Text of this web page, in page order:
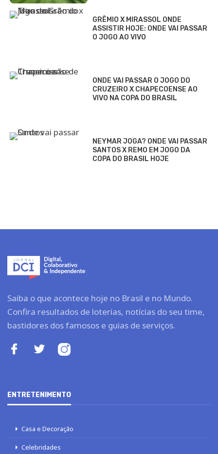
GRÊMIO X MIRASSOL ONDE
ASSISTIR HOJE: ONDE VAI PASSAR
O JOGO AO VIVO
ONDE VAI PASSAR O JOGO DO
CRUZEIRO X CHAPECOENSE AO
VIVO NA COPA DO BRASIL
NEYMAR JOGA? ONDE VAI PASSAR
SANTOS X REMO EM JOGO DA
COPA DO BRASIL HOJE
Saiba o que acontece hoje no Brasil e no Mundo.
Confira resultados de loterias, notícias do seu time,
bastidores dos famosos e guias de serviços.
ENTRETENIMENTO
Casa e Decoração
Celebridades